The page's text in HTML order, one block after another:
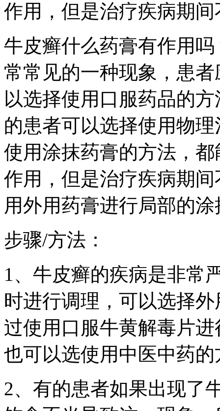
作用，但是治疗疾病期间
牛皮癣什么药膏有作用
常常见的一种现象，患
以选择使用口服药品的
的患者可以选择使用物
使用涂抹药膏的方法，
作用，但是治疗疾病期
用外用药膏进行局部的
步骤/方法：
1、牛皮癣的疾病是非常
时进行调理，可以选择
过使用口服牛黄解毒片
也可以选使用中医中药
2、有的患者如果出现了